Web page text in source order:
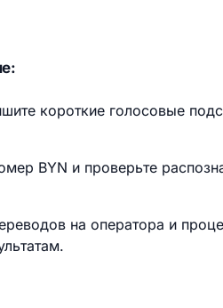
короткие голосовые
BYN и проверьте
на оператора и